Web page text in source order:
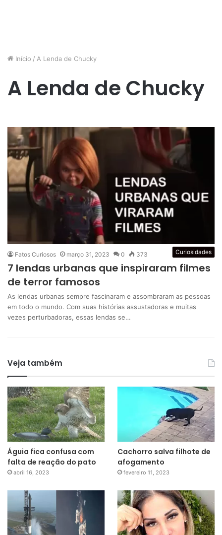
Início / A Lenda de Chucky
A Lenda de Chucky
Curiosidades
Fatos Curiosos março 31, 2023 0 373
7 lendas urbanas que inspiraram filmes
de terror famosos
As lendas urbanas sempre fascinaram e assombraram as pessoas
em todo o mundo. Com suas histórias assustadoras e muitas
vezes perturbadoras, essas lendas se…
Veja também
Águia fica confusa com
falta de reação do pato
abril 16, 2023
Cachorro salva filhote de
afogamento
fevereiro 11, 2023